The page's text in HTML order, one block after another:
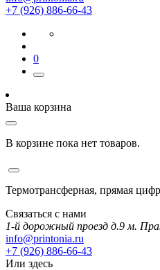
+7 (926) 886-66-43
0
Ваша корзина
В корзине пока нет товаров.
Термотрансферная, прямая
Связаться с нами
1-й дорожный проезд д.9 м.
info@printonia.ru
+7 (926) 886-66-43
Или здесь